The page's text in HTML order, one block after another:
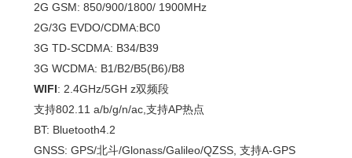
2G GSM: 850/900/1800/ 1900MHz
2G/3G EVDO/CDMA:BC0
3G TD-SCDMA: B34/B39
3G WCDMA: B1/B2/B5(B6)/B8
WIFI: 2.4GHz/5GH z双频段
支持802.11 a/b/g/n/ac,支持AP热点
BT: Bluetooth4.2
GNSS: GPS/北斗/Glonass/Galileo/QZSS, 支持A-GPS